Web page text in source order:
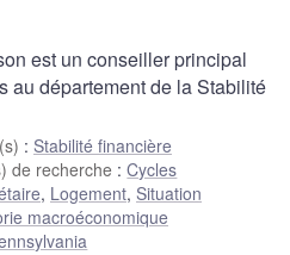
est un conseiller principal
au département de la Stabilité
: Stabilité financière
de recherche :Cycles
, Logement, Situation
macroéconomique